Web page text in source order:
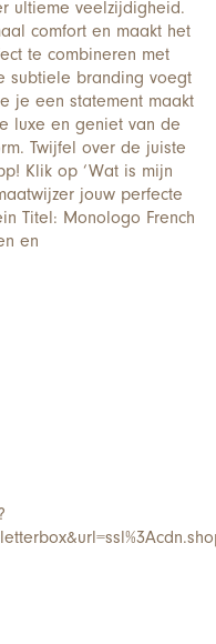
ultieme veelzijdigheid.
comfort en maakt het
te combineren met
subtiele branding voegt
je een statement maakt
luxe en geniet van de
Twijfel over de juiste
Klik op ‘Wat is mijn
jouw perfecte
Titel: Monologo French
en